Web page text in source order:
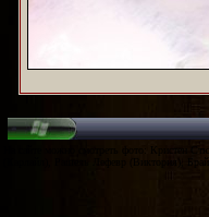
На сайте можно смотреть фото: Кристен
(Карлайл), Рашель Лефевр (Виктория),